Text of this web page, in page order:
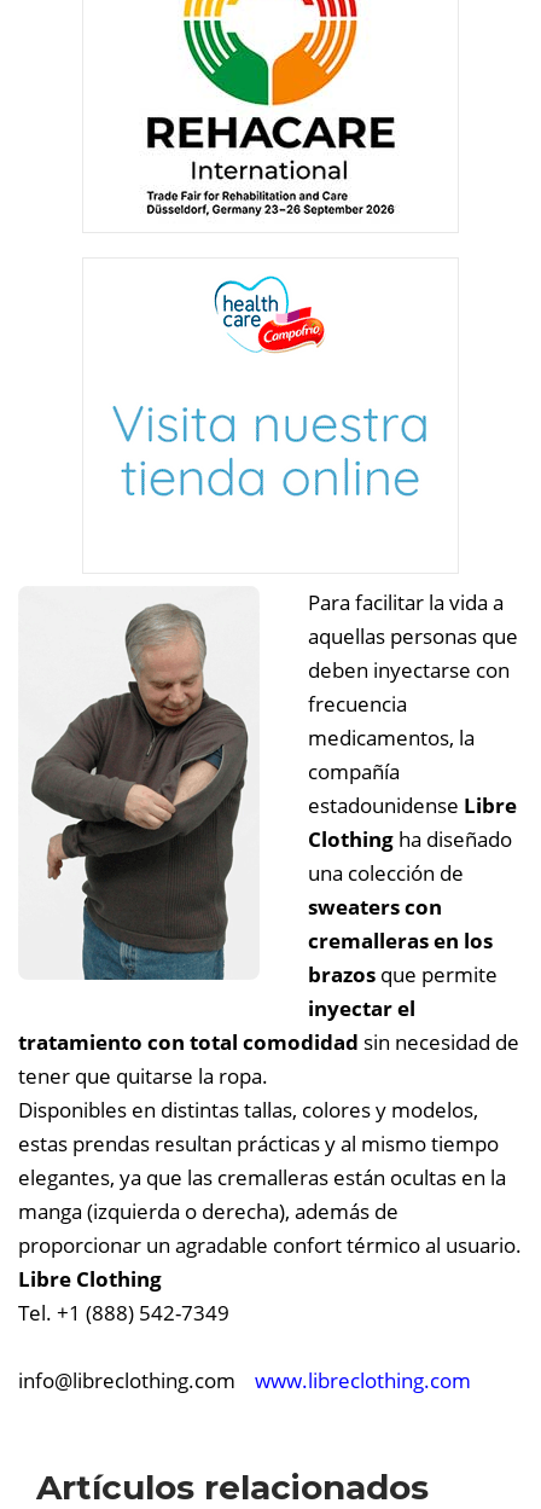
Para facilitar la vida a
aquellas personas que
deben inyectarse con
frecuencia
medicamentos, la
compañía
estadounidense Libre
Clothing ha diseñado
una colección de
sweaters con
cremalleras en los
brazos que permite
inyectar el
tratamiento con total comodidad sin necesidad de
tener que quitarse la ropa.
Disponibles en distintas tallas, colores y modelos,
estas prendas resultan prácticas y al mismo tiempo
elegantes, ya que las cremalleras están ocultas en la
manga (izquierda o derecha), además de
proporcionar un agradable confort térmico al usuario.
Libre Clothing
Tel. +1 (888) 542-7349
info@libreclothing.com www.libreclothing.com
Artículos relacionados